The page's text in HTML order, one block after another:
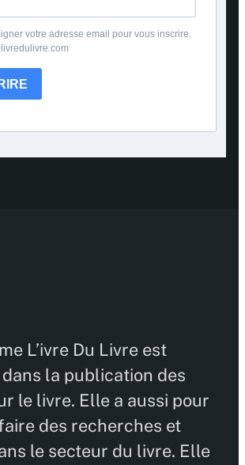
votre adresse email pour vous inscrire.
L’ivre Du Livre est
la publication des
le livre. Elle a aussi pour
des recherches et
le secteur du livre. Elle